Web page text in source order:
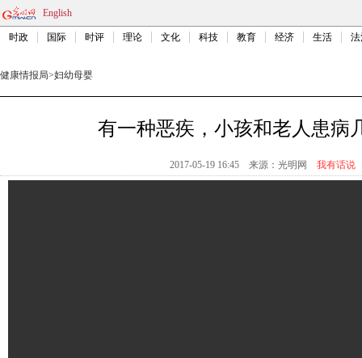
English
时政 国际 时评 理论 文化 科技 教育 经济 生活
健康情报局>妇幼母婴
有一种恶疾，小孩和老人患病
2017-05-19 16:45 来源： 光明网 我有话说